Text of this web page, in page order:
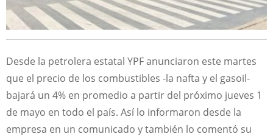
Desde la petrolera estatal YPF anunciaron este martes
que el precio de los combustibles -la nafta y el gasoil-
bajará un 4% en promedio a partir del próximo jueves 1
de mayo en todo el país. Así lo informaron desde la
empresa en un comunicado y también lo comentó su